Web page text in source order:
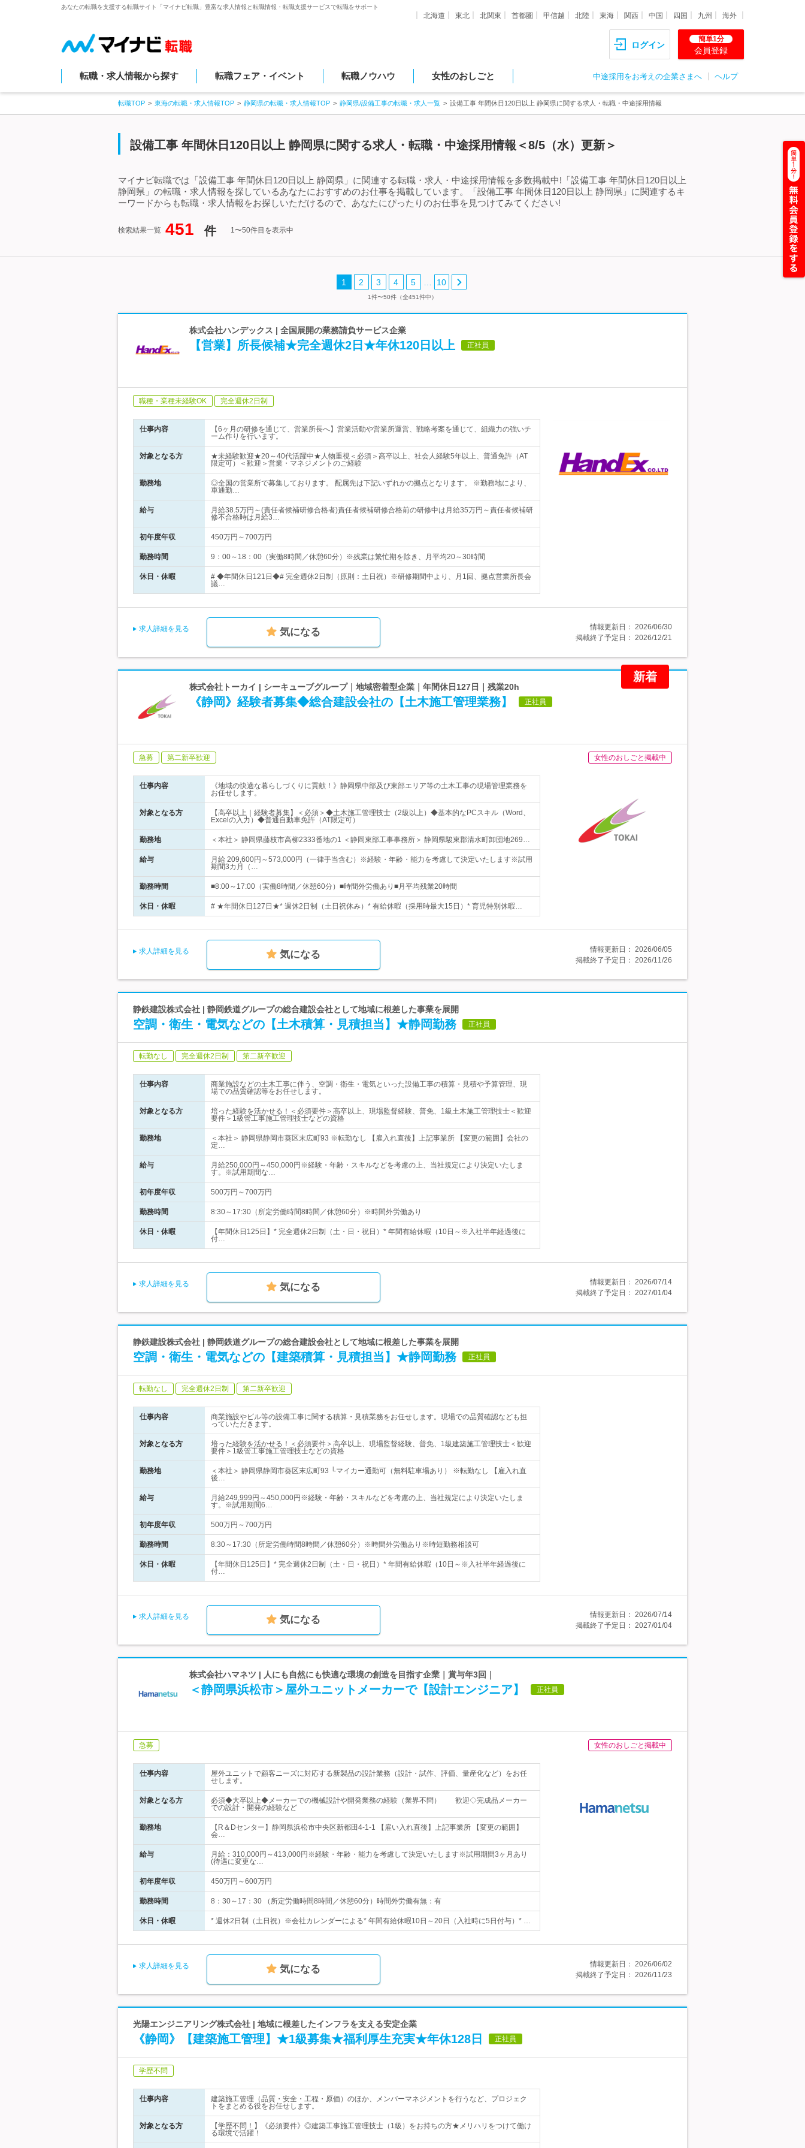
あなたの転職を支援する転職サイト「マイナビ転職」豊富な求人情報と転職情報・転職支援サービスで転職をサポート
北海道 東北 北関東 首都圏 甲信越 北陸 東海 関西 中国 四国 九州 海外
ログイン
簡単1分
会員登録
転職・求人情報から探す 転職フェア・イベント 転職ノウハウ 女性のおしごと 中途採用をお考えの企業さまへ ヘルプ
転職TOP 東海の転職・求人情報TOP 静岡県の転職・求人情報TOP 静岡県/設備工事の転職・求人一覧 設備工事 年間休日120日以上 静岡県に関する求人・転職・中途採用情報
設備工事 年間休日120日以上 静岡県に関する求人・転職・中途採用情報＜8/5（水）更新＞
マイナビ転職では「設備工事 年間休日120日以上 静岡県」に関連する転職・求人・中途採用情報を多数掲載中!「設備工事 年間休日120日以上
静岡県」の転職・求人情報を探しているあなたにおすすめのお仕事を掲載しています。「設備工事 年間休日120日以上 静岡県」に関連するキ
ーワードからも転職・求人情報をお探しいただけるので、あなたにぴったりのお仕事を見つけてみてください!
検索結果一覧 451 件 1〜50件目を表示中
1 2 3 4 5 10
1件〜50件（全451件中）
株式会社ハンデックス | 全国展開の業務請負サービス企業
【営業】所長候補★完全週休2日★年休120日以上 正社員
職種・業種未経験OK 完全週休2日制
仕事内容
【6ヶ月の研修を通じて、営業所長へ】営業活動や営業所運営、戦略考案を通じて、組織力の強いチ
ーム作りを行います。
対象となる方
★未経験歓迎★20～40代活躍中★人物重視＜必須＞高卒以上、社会人経験5年以上、普通免許（AT
限定可）＜歓迎＞営業・マネジメントのご経験
勤務地
◎全国の営業所で募集しております。 配属先は下記いずれかの拠点となります。 ※勤務地により、
車通勤…
給与
月給38.5万円～(責任者候補研修合格者)責任者候補研修合格前の研修中は月給35万円～責任者候補研
修不合格時は月給3…
初年度年収 450万円～700万円
勤務時間 9：00～18：00（実働8時間／休憩60分）※残業は繁忙期を除き、月平均20～30時間
休日・休暇
# ◆年間休日121日◆# 完全週休2日制（原則：土日祝）※研修期間中より、月1回、拠点営業所長会
議…
求人詳細を見る 気になる 情報更新日： 2026/06/30
掲載終了予定日： 2026/12/21
新着
株式会社トーカイ | シーキューブグループ｜地域密着型企業｜年間休日127日｜残業20h
《静岡》経験者募集◆総合建設会社の【土木施工管理業務】 正社員
急募 第二新卒歓迎 女性のおしごと掲載中
仕事内容
《地域の快適な暮らしづくりに貢献！》静岡県中部及び東部エリア等の土木工事の現場管理業務を
お任せします。
対象となる方
【高卒以上｜経験者募集】＜必須＞◆土木施工管理技士（2級以上）◆基本的なPCスキル（Word、
Excelの入力）◆普通自動車免許（AT限定可）
勤務地 ＜本社＞ 静岡県藤枝市高柳2333番地の1 ＜静岡東部工事事務所＞ 静岡県駿東郡清水町卸団地269…
給与
月給 209,600円～573,000円（一律手当含む）※経験・年齢・能力を考慮して決定いたします※試用
期間3カ月（…
勤務時間 ■8:00～17:00（実働8時間／休憩60分）■時間外労働あり■月平均残業20時間
休日・休暇 # ★年間休日127日★* 週休2日制（土日祝休み）* 有給休暇（採用時最大15日）* 育児特別休暇…
求人詳細を見る 気になる 情報更新日： 2026/06/05
掲載終了予定日： 2026/11/26
静鉄建設株式会社 | 静岡鉄道グループの総合建設会社として地域に根差した事業を展開
空調・衛生・電気などの【土木積算・見積担当】★静岡勤務 正社員
転勤なし 完全週休2日制 第二新卒歓迎
仕事内容
商業施設などの土木工事に伴う、空調・衛生・電気といった設備工事の積算・見積や予算管理、現
場での品質確認等をお任せします。
対象となる方
培った経験を活かせる！＜必須要件＞高卒以上、現場監督経験、普免、1級土木施工管理技士＜歓迎
要件＞1級管工事施工管理技士などの資格
勤務地
＜本社＞ 静岡県静岡市葵区末広町93 ※転勤なし 【雇入れ直後】上記事業所 【変更の範囲】会社の
定…
給与
月給250,000円～450,000円※経験・年齢・スキルなどを考慮の上、当社規定により決定いたしま
す。※試用期間な…
初年度年収 500万円～700万円
勤務時間 8:30～17:30（所定労働時間8時間／休憩60分）※時間外労働あり
休日・休暇
【年間休日125日】* 完全週休2日制（土・日・祝日）* 年間有給休暇（10日～※入社半年経過後に
付…
求人詳細を見る 気になる 情報更新日： 2026/07/14
掲載終了予定日： 2027/01/04
静鉄建設株式会社 | 静岡鉄道グループの総合建設会社として地域に根差した事業を展開
空調・衛生・電気などの【建築積算・見積担当】★静岡勤務 正社員
転勤なし 完全週休2日制 第二新卒歓迎
仕事内容
商業施設やビル等の設備工事に関する積算・見積業務をお任せします。現場での品質確認なども担
っていただきます。
対象となる方
培った経験を活かせる！＜必須要件＞高卒以上、現場監督経験、普免、1級建築施工管理技士＜歓迎
要件＞1級管工事施工管理技士などの資格
勤務地
＜本社＞ 静岡県静岡市葵区末広町93 └マイカー通勤可（無料駐車場あり） ※転勤なし 【雇入れ直
後…
給与
月給249,999円～450,000円※経験・年齢・スキルなどを考慮の上、当社規定により決定いたしま
す。※試用期間6…
初年度年収 500万円～700万円
勤務時間 8:30～17:30（所定労働時間8時間／休憩60分）※時間外労働あり※時短勤務相談可
休日・休暇
【年間休日125日】* 完全週休2日制（土・日・祝日）* 年間有給休暇（10日～※入社半年経過後に
付…
求人詳細を見る 気になる 情報更新日： 2026/07/14
掲載終了予定日： 2027/01/04
株式会社ハマネツ | 人にも自然にも快適な環境の創造を目指す企業｜賞与年3回｜
＜静岡県浜松市＞屋外ユニットメーカーで【設計エンジニア】 正社員
急募 女性のおしごと掲載中
仕事内容
屋外ユニットで顧客ニーズに対応する新製品の設計業務（設計・試作、評価、量産化など）をお任
せします。
対象となる方
必須◆大卒以上◆メーカーでの機械設計や開発業務の経験（業界不問） 歓迎◇完成品メーカー
での設計・開発の経験など
勤務地
【R＆Dセンター】静岡県浜松市中央区新都田4-1-1 【雇い入れ直後】上記事業所 【変更の範囲】
会…
給与
月給：310,000円～413,000円※経験・年齢・能力を考慮して決定いたします※試用期間3ヶ月あり
(待遇に変更な…
初年度年収 450万円～600万円
勤務時間 8：30～17：30 （所定労働時間8時間／休憩60分）時間外労働有無：有
休日・休暇 * 週休2日制（土日祝）※会社カレンダーによる* 年間有給休暇10日～20日（入社時に5日付与）* …
求人詳細を見る 気になる 情報更新日： 2026/06/02
掲載終了予定日： 2026/11/23
光陽エンジニアリング株式会社 | 地域に根差したインフラを支える安定企業
《静岡》【建築施工管理】★1級募集★福利厚生充実★年休128日 正社員
学歴不問
仕事内容
建築施工管理（品質・安全・工程・原価）のほか、メンバーマネジメントを行うなど、プロジェク
トをまとめる役をお任せします。
対象となる方
【学歴不問！】《必須要件》◎建築工事施工管理技士（1級）をお持ちの方★メリハリをつけて働け
る環境で活躍！